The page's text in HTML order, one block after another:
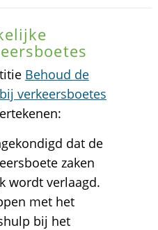
Behoud de
verkeersboetes
dat de
zaken
wordt verlaagd.
met het
bij het